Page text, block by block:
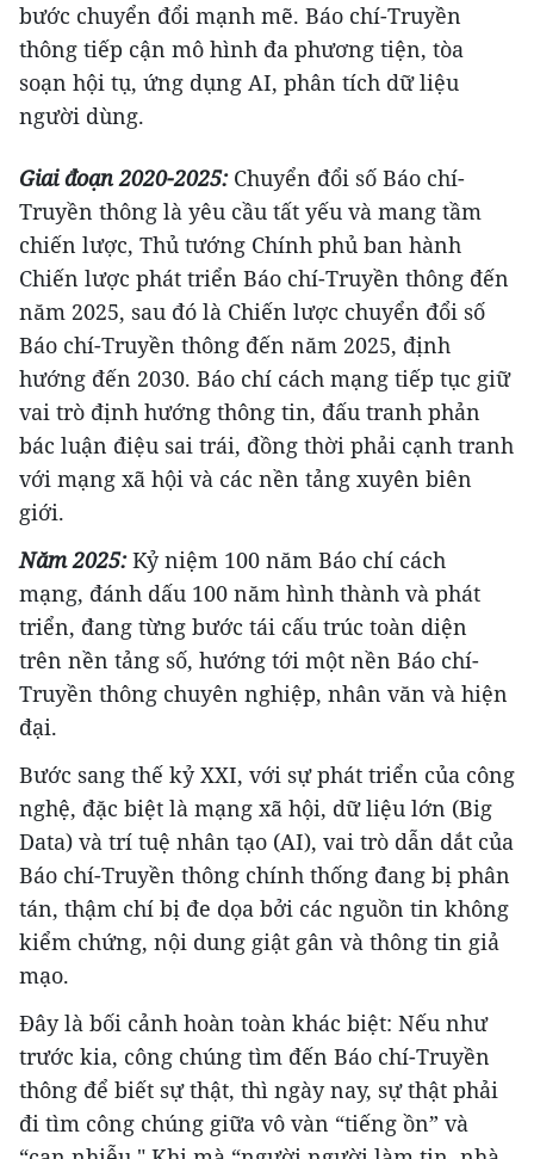
bước chuyển đổi mạnh mẽ. Báo chí-Truyền
thông tiếp cận mô hình đa phương tiện, tòa
soạn hội tụ, ứng dụng AI, phân tích dữ liệu
người dùng.
Giai đoạn 2020-2025:Chuyển đổi số Báo chí-
Truyền thông là yêu cầu tất yếu và mang tầm
chiến lược, Thủ tướng Chính phủ ban hành
Chiến lược phát triển Báo chí-Truyền thông đến
năm 2025, sau đó là Chiến lược chuyển đổi số
Báo chí-Truyền thông đến năm 2025, định
hướng đến 2030. Báo chí cách mạng tiếp tục giữ
vai trò định hướng thông tin, đấu tranh phản
bác luận điệu sai trái, đồng thời phải cạnh tranh
với mạng xã hội và các nền tảng xuyên biên
giới.
Năm 2025:Kỷ niệm 100 năm Báo chí cách
mạng, đánh dấu 100 năm hình thành và phát
triển, đang từng bước tái cấu trúc toàn diện
trên nền tảng số, hướng tới một nền Báo chí-
Truyền thông chuyên nghiệp, nhân văn và hiện
đại.
Bước sang thế kỷ XXI, với sự phát triển của công
nghệ, đặc biệt là mạng xã hội, dữ liệu lớn (Big
Data) và trí tuệ nhân tạo (AI), vai trò dẫn dắt của
Báo chí-Truyền thông chính thống đang bị phân
tán, thậm chí bị đe dọa bởi các nguồn tin không
kiểm chứng, nội dung giật gân và thông tin giả
mạo.
Đây là bối cảnh hoàn toàn khác biệt: Nếu như
trước kia, công chúng tìm đến Báo chí-Truyền
thông để biết sự thật, thì ngày nay, sự thật phải
đi tìm công chúng giữa vô vàn “tiếng ồn” và